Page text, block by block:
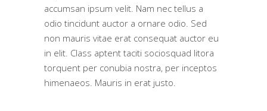
accumsan ipsum velit. Nam nec tellus a
odio tincidunt auctor a ornare odio. Sed
non mauris vitae erat consequat auctor eu
in elit. Class aptent taciti sociosquad litora
torquent per conubia nostra, per inceptos
himenaeos. Mauris in erat justo.